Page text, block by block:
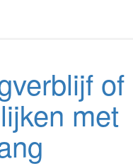
of
met